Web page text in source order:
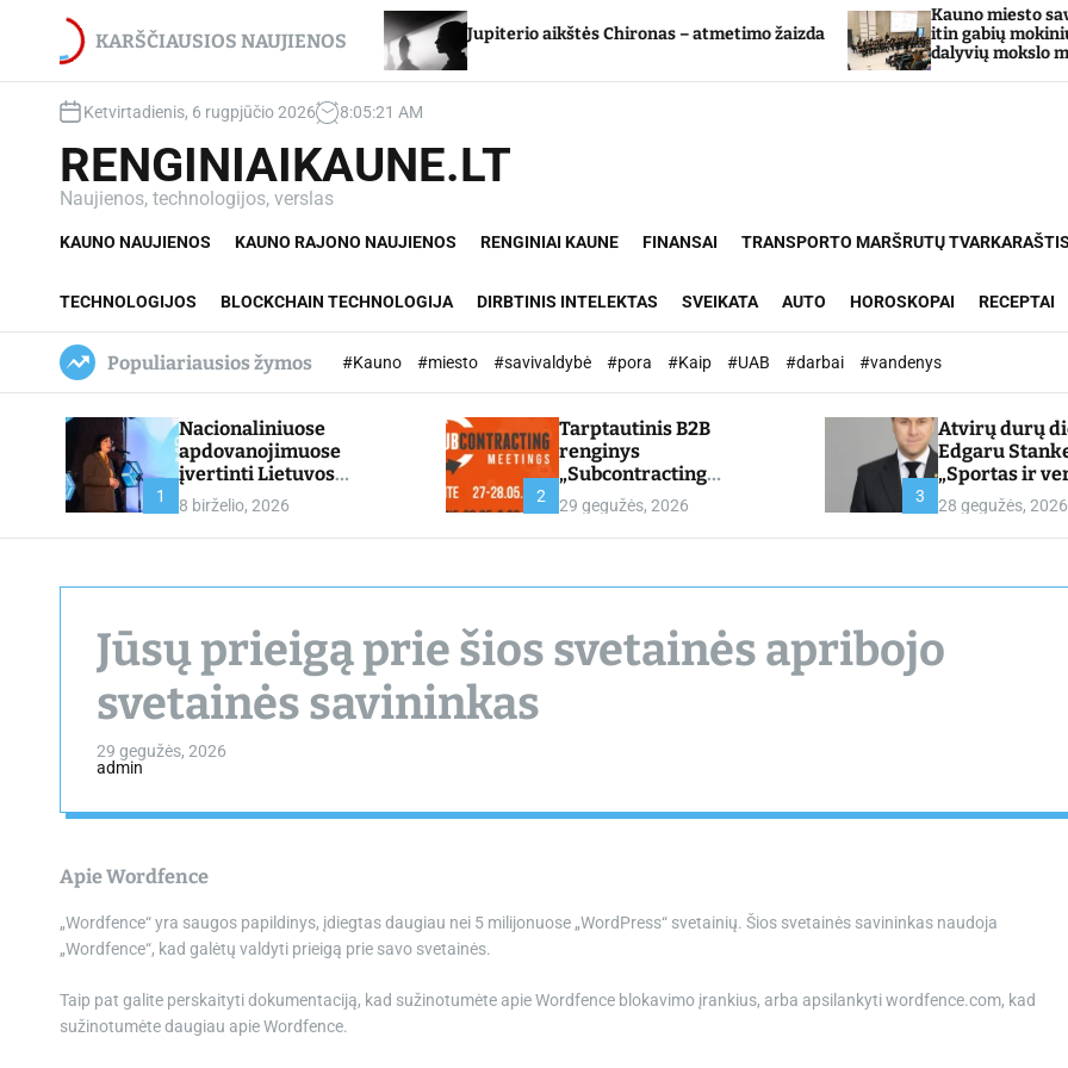
KARŠČIAUSIOS NAUJIENOS
Egidijui Stancikui – net du
Jupiterio aikštės Chironas – atmetimo žaizda
Kauno miesto savivaldybė
itin gabių mokinių ugdymo
dalyvių mokslo metų baigimo
Ketvirtadienis, 6 rugpjūčio 2026 8:05:22 AM
RENGINIAIKAUNE.LT
Naujienos, technologijos, verslas
KAUNO NAUJIENOS KAUNO RAJONO NAUJIENOS RENGINIAI KAUNE FINANSAI TRANSPORTO MARŠRUTŲ
TECHNOLOGIJOS BLOCKCHAIN TECHNOLOGIJA DIRBTINIS INTELEKTAS SVEIKATA AUTO HOROSKOPAI RECEPTAI
Populiariausios žymos #Kauno #miesto #savivaldybė #pora #Kaip #UAB #darbai #vandenys
1
Nacionaliniuose
apdovanojimuose
įvertinti Lietuvos
profesinio mokymo
lyderiai
8 birželio, 2026 2
Tarptautinis B2B
renginys
„Subcontracting
Meetings 2026“ –
chamber.lt
29 gegužės, 2026 3
Atvirų durų
Edgaru
„Sportas ir
partnerystės,
kuria vertę“ –
chamber.lt
28 gegužės, 2026
Jūsų prieigą prie šios svetainės apribojo
svetainės savininkas
29 gegužės, 2026
admin
Apie Wordfence
„Wordfence“ yra saugos papildinys, įdiegtas daugiau nei 5 milijonuose „WordPress“ svetainių. Šios svetainės savininkas naudoja
„Wordfence“, kad galėtų valdyti prieigą prie savo svetainės.
Taip pat galite perskaityti dokumentaciją, kad sužinotumėte apie Wordfence blokavimo įrankius, arba apsilankyti wordfence.com, kad
sužinotumėte daugiau apie Wordfence.